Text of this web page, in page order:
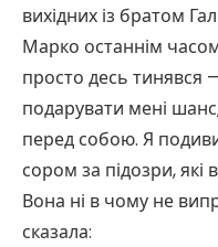
вихідних із братом
Марко останнім
просто десь тинявся
подарувати мені
перед собою. Я
сором за підозри, які
Вона ні в чому не
сказала: